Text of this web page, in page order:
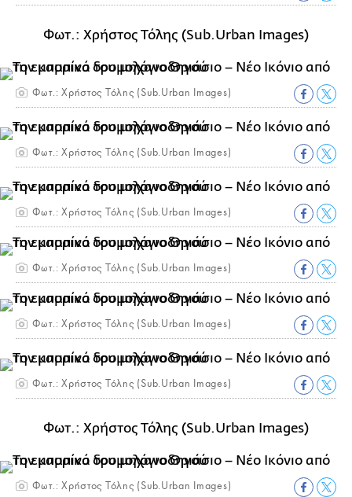
Φωτ.: Χρήστος Τόλης (Sub.Urban Images)
Φωτ.: Χρήστος Τόλης (Sub.Urban Images)
Φωτ.: Χρήστος Τόλης (Sub.Urban Images)
Φωτ.: Χρήστος Τόλης (Sub.Urban Images)
Φωτ.: Χρήστος Τόλης (Sub.Urban Images)
Φωτ.: Χρήστος Τόλης (Sub.Urban Images)
Φωτ.: Χρήστος Τόλης (Sub.Urban Images)
Φωτ.: Χρήστος Τόλης (Sub.Urban Images)
Φωτ.: Χρήστος Τόλης (Sub.Urban Images)